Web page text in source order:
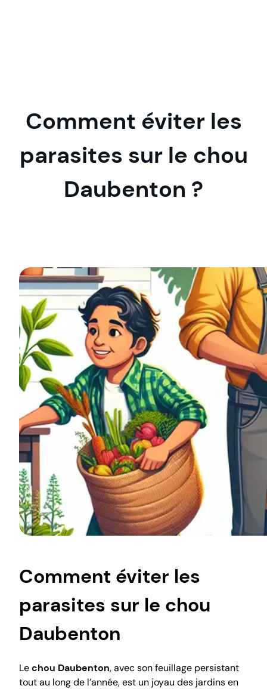
Comment éviter les
parasites sur le chou
Daubenton ?
Comment éviter les
parasites sur le chou
Daubenton
Lechou Daubenton, avec son feuillage persistant
tout au long de l’année, est un joyau des jardins en